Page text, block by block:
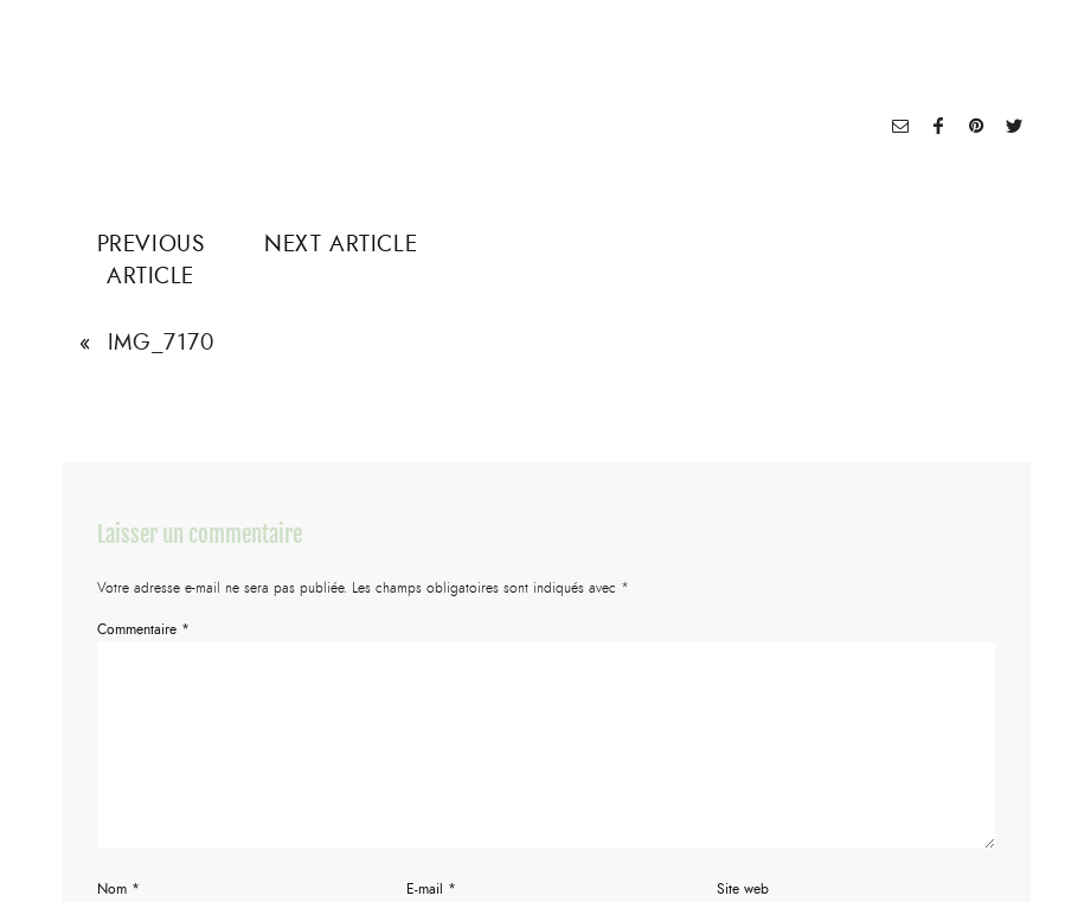
PREVIOUS
ARTICLE
« IMG_7170
NEXT ARTICLE
Laisser un commentaire
Votre adresse e-mail ne sera pas publiée. Les champs obligatoires sont indiqués avec *
Commentaire *
Nom * E-mail * Site web